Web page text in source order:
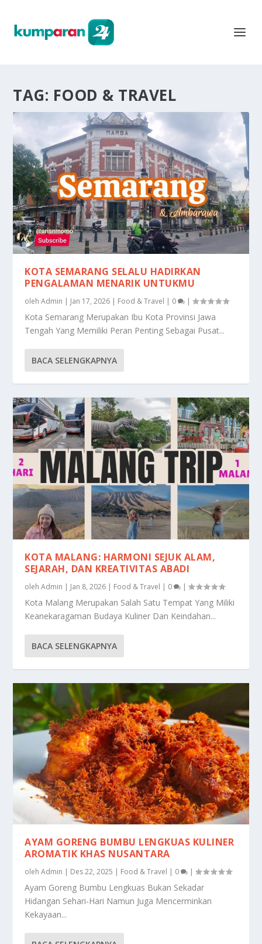
TAG: FOOD & TRAVEL
KOTA SEMARANG SELALU HADIRKAN
PENGALAMAN MENARIK UNTUKMU
olehAdmin | Jan 17, 2026 | Food & Travel | 0 |
Kota Semarang Merupakan Ibu Kota Provinsi Jawa
Tengah Yang Memiliki Peran Penting Sebagai Pusat...
BACA SELENGKAPNYA
KOTA MALANG: HARMONI SEJUK ALAM,
SEJARAH, DAN KREATIVITAS ABADI
olehAdmin | Jan 8, 2026 | Food & Travel | 0 |
Kota Malang Merupakan Salah Satu Tempat Yang Miliki
Keanekaragaman Budaya Kuliner Dan Keindahan...
BACA SELENGKAPNYA
AYAM GORENG BUMBU LENGKUAS KULINER
AROMATIK KHAS NUSANTARA
olehAdmin | Des 22, 2025 | Food & Travel | 0 |
Ayam Goreng Bumbu Lengkuas Bukan Sekadar
Hidangan Sehari-Hari Namun Juga Mencerminkan
Kekayaan...